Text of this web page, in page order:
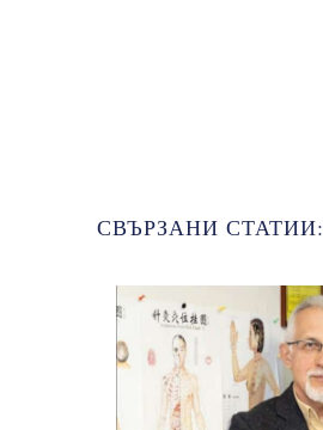
СВЪРЗАНИ СТАТИИ: